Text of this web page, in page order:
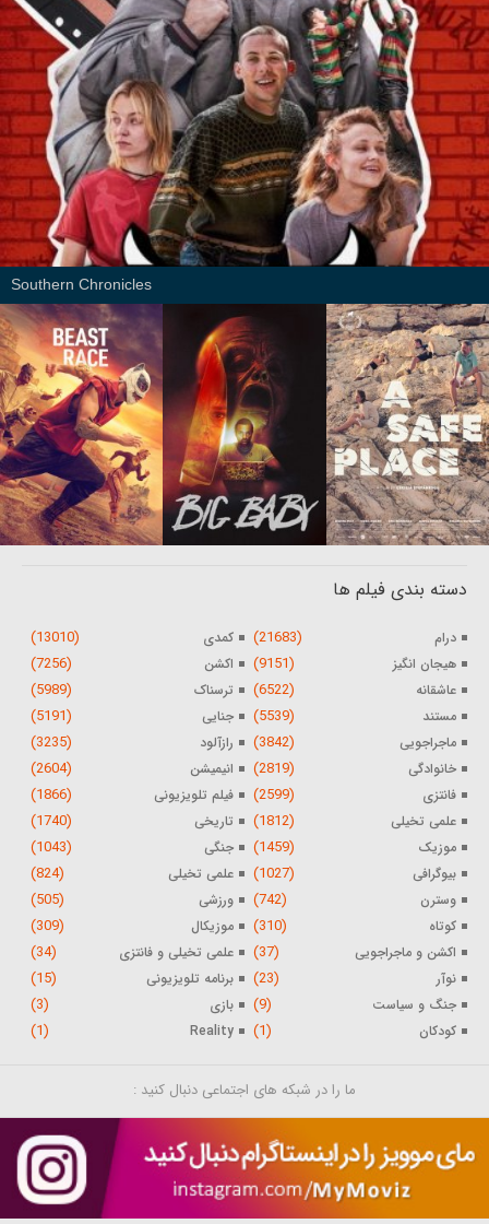
Southern Chronicles
دسته بندی فیلم ها
درام (21683) کمدی (13010)
هیجان انگیز (9151) اکشن (7256)
عاشقانه (6522) ترسناک (5989)
مستند (5539) جنایی (5191)
ماجراجویی (3842) رازآلود (3235)
خانوادگی (2819) انیمیشن (2604)
فانتزی (2599) فیلم تلویزیونی (1866)
علمی تخیلی (1812) تاریخی (1740)
موزیک (1459) جنگی (1043)
بیوگرافی (1027) علمی تخیلی (824)
وسترن (742) ورزشی (505)
کوتاه (310) موزیکال (309)
اکشن و ماجراجویی (37) علمی تخیلی و فانتزی (34)
نوآر (23) برنامه تلویزیونی (15)
جنگ و سیاست (9) بازی (3)
کودکان (1)
Reality
(1)
ما را در شبکه های اجتماعی دنبال کنید :